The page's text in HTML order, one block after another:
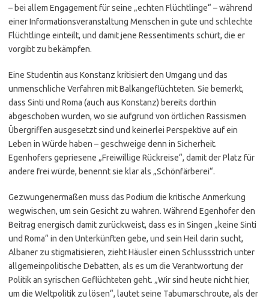
– bei allem Engagement für seine „echten Flüchtlinge“ – während
einer Informationsveranstaltung Menschen in gute und schlechte
Flüchtlinge einteilt, und damit jene Ressentiments schürt, die er
vorgibt zu bekämpfen.
Eine Studentin aus Konstanz kritisiert den Umgang und das
unmenschliche Verfahren mit Balkangeflüchteten. Sie bemerkt,
dass Sinti und Roma (auch aus Konstanz) bereits dorthin
abgeschoben wurden, wo sie aufgrund von örtlichen Rassismen
Übergriffen ausgesetzt sind und keinerlei Perspektive auf ein
Leben in Würde haben – geschweige denn in Sicherheit.
Egenhofers gepriesene „Freiwillige Rückreise“, damit der Platz für
andere frei würde, benennt sie klar als „Schönfärberei“.
Gezwungenermaßen muss das Podium die kritische Anmerkung
wegwischen, um sein Gesicht zu wahren. Während Egenhofer den
Beitrag energisch damit zurückweist, dass es in Singen „keine Sinti
und Roma“ in den Unterkünften gebe, und sein Heil darin sucht,
Albaner zu stigmatisieren, zieht Häusler einen Schlussstrich unter
allgemeinpolitische Debatten, als es um die Verantwortung der
Politik an syrischen Geflüchteten geht. „Wir sind heute nicht hier,
um die Weltpolitik zu lösen“, lautet seine Tabumarschroute, als der